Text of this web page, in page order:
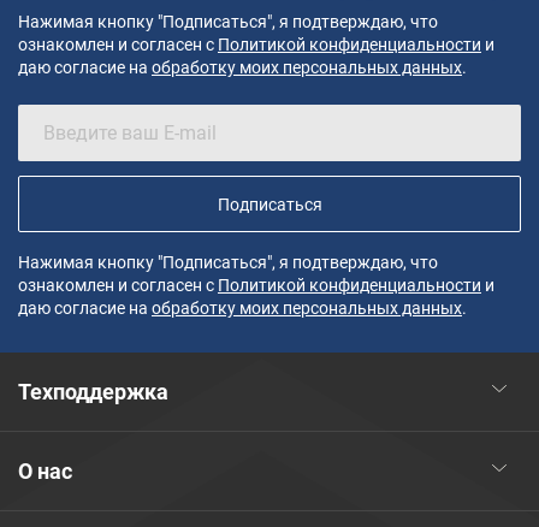
Нажимая кнопку "Подписаться", я подтверждаю, что
ознакомлен и согласен с Политикой конфиденциальности и
даю согласие на обработку моих персональных данных.
Подписаться
Нажимая кнопку "Подписаться", я подтверждаю, что
ознакомлен и согласен с Политикой конфиденциальности и
даю согласие на обработку моих персональных данных.
О нас
Техподдержка